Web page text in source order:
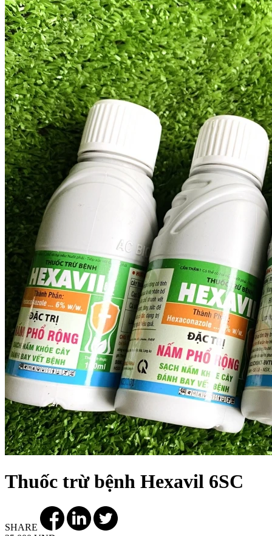
Thuốc trừ bệnh Hexavil 6SC
SHARE